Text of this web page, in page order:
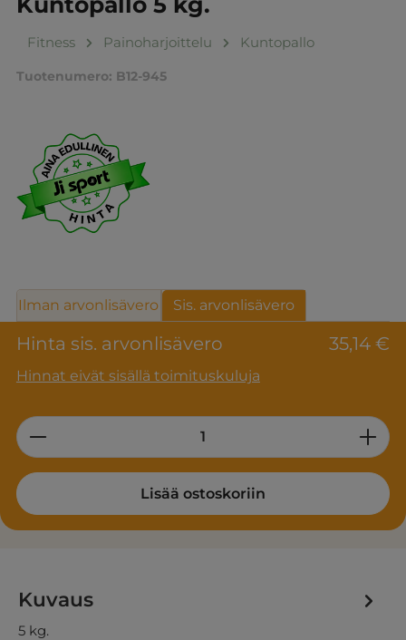
Fitness Painoharjoittelu Kuntopallo
Tuotenumero: B12-945
Hinta sis. arvonlisävero 35,14 €
Hinnat eivät sisällä toimituskuluja
Ilman arvonlisävero Sis. arvonlisävero
Product Quantity: Enter the desired
Lisää ostoskoriin
Kuvaus
5 kg.